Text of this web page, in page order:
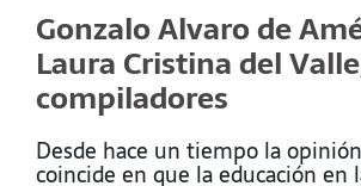
Gonzalo Alvaro de
Laura Cristina del
compiladores
Desde hace un tiempo la
coincide en que la educación en